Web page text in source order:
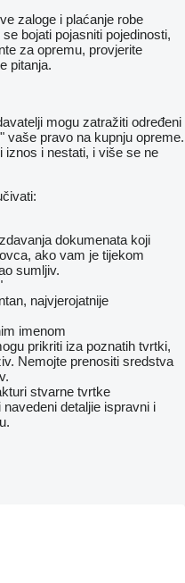
zaloge i plaćanje robe
bojati pojasniti pojedinosti,
za opremu, provjerite
pitanja.
mogu zatražiti određeni
vaše pravo na kupnju opreme.
iznos i nestati, i više se ne
dokumenata koji
ako vam je tijekom
sumljiv.
najvjerojatnije
imenom
prikriti iza poznatih tvrtki,
Nemojte prenositi sredstva
stvarne tvrtke
detaljie ispravni i